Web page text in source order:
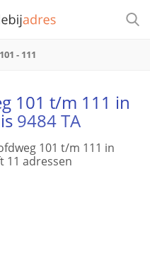
101 - 111
101 t/m 111 in
9484 TA
101 t/m 111 in
11 adressen